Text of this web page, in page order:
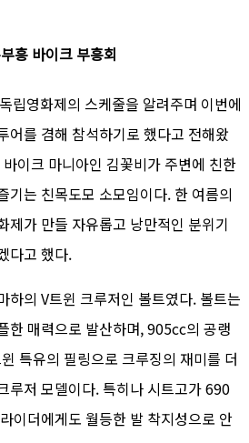
흥 바이크 부흥회
립영화제의 스케줄을 알려주며 이번에
어를 겸해 참석하기로 했다고 전해왔
이크 마니아인 김꽃비가 주변에 친한
기는 친목도모 소모임이다. 한 여름의
제가 만들 자유롭고 낭만적인 분위기
다고 했다.
하의 V트윈 크루저인 볼트였다. 볼트는
한 매력으로 발산하며, 905cc의 공랭
특유의 필링으로 크루징의 재미를 더
루저 모델이다. 특히나 시트고가 690
이더에게도 월등한 발 착지성으로 안